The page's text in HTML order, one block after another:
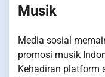
Musik
Media sosial
promosi musik
Kehadiran platform